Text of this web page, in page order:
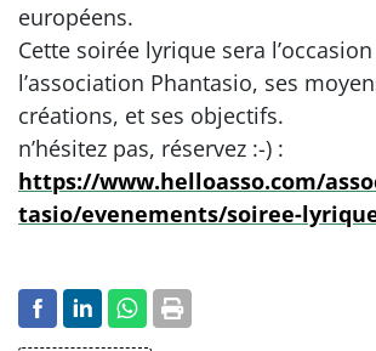
européens.
Cette soirée lyrique sera
l’association Phantasio, ses
créations, et ses objectifs.
n’hésitez pas, réservez :-) :
https://www.helloasso.com/
tasio/evenements/soiree-